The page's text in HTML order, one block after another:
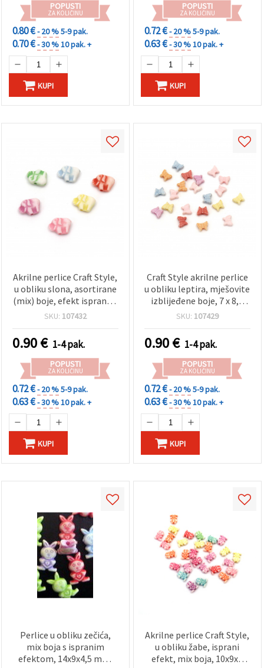
POPUSTI
ZA KOLIČINU
0.80 €- 20 %5-9 pak.
0.70 €- 30 %10 pak. +
KUPI
POPUSTI
ZA KOLIČINU
0.72 €- 20 %5-9 pak.
0.63 €- 30 %10 pak. +
KUPI
Akrilne perlice Craft Style,
u obliku slona, asortirane
(mix) boje, efekt ispranog
izgleda, 11x9 mm, rupa 1
SKU: 107432
0.90€ 1-4 pak.
POPUSTI
ZA KOLIČINU
0.72 €- 20 %5-9 pak.
0.63 €- 30 %10 pak. +
KUPI
Craft Style akrilne perlice
u obliku leptira, mješovite
izblijeđene boje, 7 x 8,5
mm, rupa 1,5 mm – 50 g
SKU: 107429
0.90€ 1-4 pak.
POPUSTI
ZA KOLIČINU
0.72 €- 20 %5-9 pak.
0.63 €- 30 %10 pak. +
KUPI
Perlice u obliku zečića,
mix boja s ispranim
efektom, 14x9x4,5 mm,
Akrilne perlice Craft Style,
u obliku žabe, isprani
efekt, mix boja, 10x9x4